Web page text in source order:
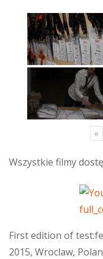
«
Wszystkie filmy
First edition of
2015, Wroclaw,